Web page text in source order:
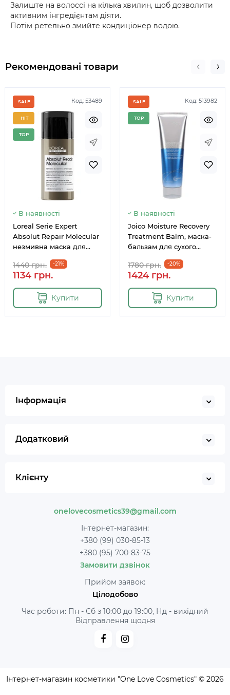
Залиште на волоссі на кілька хвилин, щоб дозволити
активним інгредієнтам діяти.
Потім ретельно змийте кондиціонер водою.
Рекомендовані товари
Код: 53489
SALE
HIT
TOP
Немає в наявності
В наявності
Loreal Serie Expert
Absolut Repair Molecular
незмивна маска для
мл
1440 грн. -21%
1134 грн.
Купити
Код: 513982
SALE
TOP
Немає
В наявності
Joico Moisture Recovery
Treatment Balm, маска-
бальзам для сухого
1780 грн. -20%
1424 грн.
Купити
Інформація
Додатковий
Клієнту
onelovecosmetics39@gmail.com
Інтернет-магазин:
+380 (99) 030-85-13
+380 (95) 700-83-75
Замовити дзвінок
Прийом заявок:
Цілодобово
Час роботи: Пн - Сб з 10:00 до 19:00, Нд - вихідний
Відправлення щодня
Інтернет-магазин косметики "One Love Cosmetics" © 2026